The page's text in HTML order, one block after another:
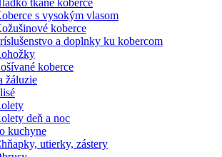
s vysokým vlasom
koberce
a doplnky ku kobercom
koberce
žáluzie
deň a noc
kuchyne
utierky, zástery